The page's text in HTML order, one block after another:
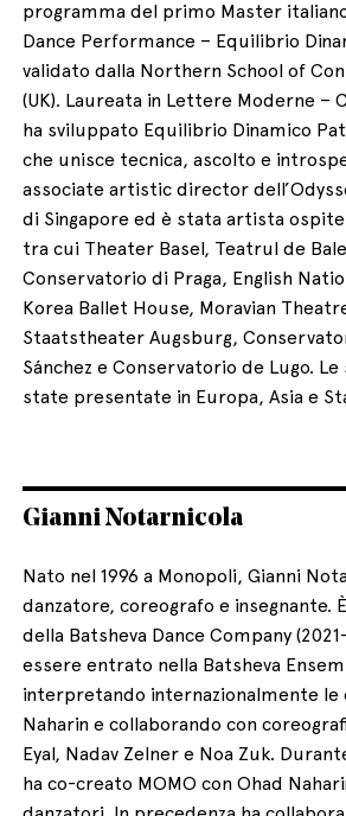
programma del primo Master
Dance Performance – Equilibrio
validato dalla Northern School of
(UK). Laureata in Lettere Moderne –
ha sviluppato Equilibrio Dinamico
che unisce tecnica, ascolto e
associate artistic director
di Singapore ed è stata artista
tra cui Theater Basel, Teatrul de
Conservatorio di Praga, English
Korea Ballet House, Moravian
Staatstheater Augsburg,
Sánchez e Conservatorio de Lugo.
state presentate in Europa, Asia e
Gianni Notarnicola
Nato nel 1996 a Monopoli, Gianni
danzatore, coreografo e insegnante.
della Batsheva Dance Company
essere entrato nella Batsheva
interpretando internazionalmente le
Naharin e collaborando con
Eyal, Nadav Zelner e Noa Zuk.
ha co-creato MOMO con Ohad